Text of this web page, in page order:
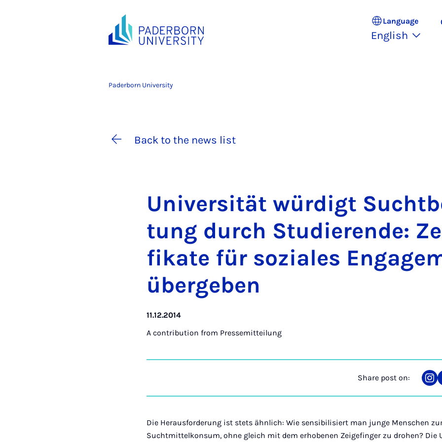
Language
English
Paderborn University
Back to the news list
Uni­versität wür­digt
tung durch Stud­i­er­ende:
fikate für soziales
übergeben
11.12.2014
A contribution from Pressemitteilung
Share post on:
on
Die Herausforderung ist stets ähnlich: Wie sensibilisiert man junge Menschen
Suchtmittelkonsum, ohne gleich mit dem erhobenen Zeigefinger zu drohen? Die